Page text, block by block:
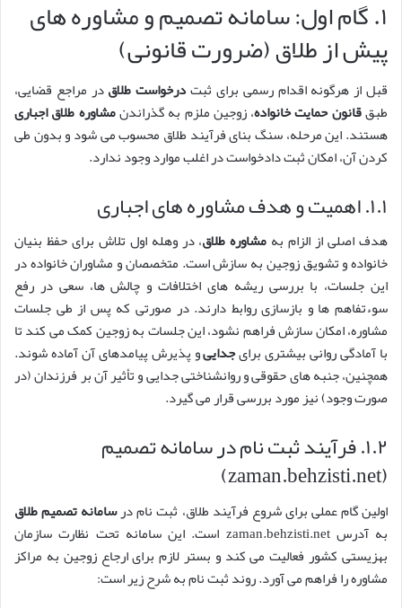
۱. گام اول: سامانه تصمیم و مشاوره های
پیش از طلاق (ضرورت قانونی)
قبل از هرگونه اقدام رسمی برای ثبتدرخواست طلاقدر مراجع قضایی،
طبققانون حمایت خانواده، زوجین ملزم به گذراندنمشاوره طلاق اجباری
هستند. این مرحله، سنگ بنای فرآیند طلاق محسوب می شود و بدون طی
کردن آن، امکان ثبت دادخواست در اغلب موارد وجود ندارد.
۱.۱. اهمیت و هدف مشاوره های اجباری
هدف اصلی از الزام به مشاوره طلاق، در وهله اول تلاش برای حفظ بنیان
خانواده و تشویق زوجین به سازش است. متخصصان و مشاوران خانواده در
این جلسات، با بررسی ریشه های اختلافات و چالش ها، سعی در رفع
سوءتفاهم ها و بازسازی روابط دارند. در صورتی که پس از طی جلسات
مشاوره، امکان سازش فراهم نشود، این جلسات به زوجین کمک می کند تا
با آمادگی روانی بیشتری برایجداییو پذیرش پیامدهای آن آماده شوند.
همچنین، جنبه های حقوقی و روانشناختی جدایی و تأثیر آن بر فرزندان (در
صورت وجود) نیز مورد بررسی قرار می گیرد.
۱.۲. فرآیند ثبت نام در سامانه تصمیم
(zaman.behzisti.net)
اولین گام عملی برای شروع فرآیند طلاق، ثبت نام درسامانه تصمیم طلاق
به آدرس zaman.behzisti.net است. این سامانه تحت نظارت سازمان
بهزیستی کشور فعالیت می کند و بستر لازم برای ارجاع زوجین به مراکز
مشاوره را فراهم می آورد. روند ثبت نام به شرح زیر است: